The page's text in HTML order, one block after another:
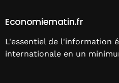
Economiematin.fr
L'essentiel de l'information
internationale en un